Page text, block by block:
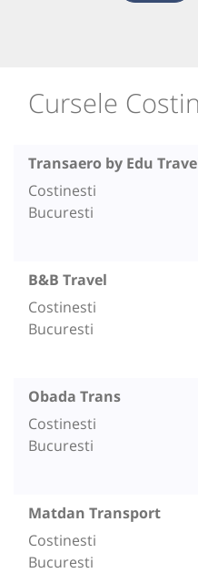
Cursele
Transaero by Edu
Costinesti
Bucuresti
B&B Travel
Costinesti
Bucuresti
Obada Trans
Costinesti
Bucuresti
Matdan Transport
Costinesti
Bucuresti